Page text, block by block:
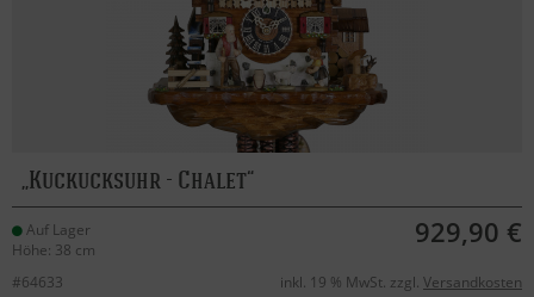
Kuckucksuhr - Chalet
Auf Lager
Höhe: 38 cm
929,90 €
#64633 inkl. 19 % MwSt. zzgl. Versandkosten